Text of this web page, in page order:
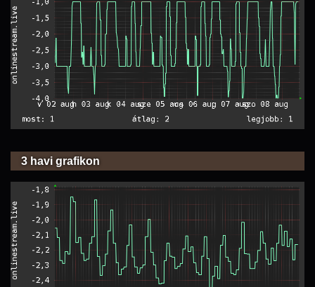
3 havi grafikon